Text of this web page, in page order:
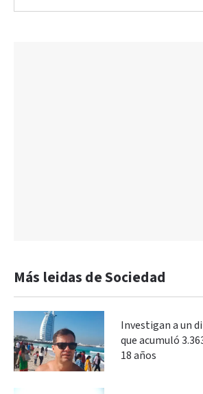
Más leidas de Sociedad
Investigan a un
que acumuló
18 años